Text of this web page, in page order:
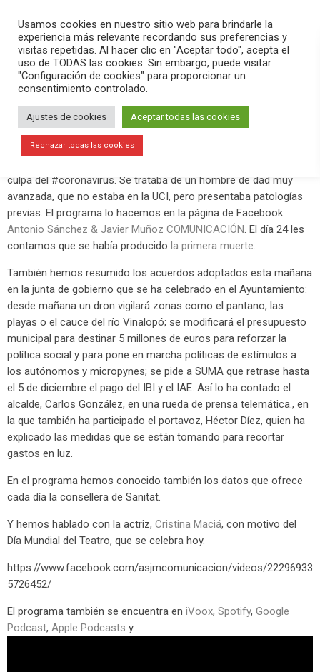
search menu pause PLAY
marzo 27, 2020
Segundo fallecimiento por
coronavirus en Elche
Este viernes 27 de marzo hemos contado en
culpa del #coronavirus. Se trataba de un hombre de dad muy
avanzada, que no estaba en la UCI, pero presentaba patologías
previas. El programa lo hacemos en la página de Facebook
Antonio Sánchez & Javier Muñoz COMUNICACIÓN . El día 24 les
contamos que se había producido la primera muerte
También hemos resumido los acuerdos adoptados esta mañana
en la junta de gobierno que se ha celebrado en el Ayuntamiento:
desde mañana un dron vigilará zonas como el pantano, las
playas o el cauce del río Vinalopó; se modificará el presupuesto
municipal para destinar 5 millones de euros para reforzar la
política social y para pone en marcha políticas de estímulos a
los autónomos y micropynes; se pide a SUMA que retrase hasta
el 5 de diciembre el pago del IBI y el IAE. Así lo ha contado el
alcalde, Carlos González, en una rueda de prensa telemática., en
la que también ha participado el portavoz, Héctor Díez, quien ha
explicado las medidas que se están tomando para recortar
gastos en luz.
En el programa hemos conocido también los datos que ofrece
cada día la consellera de Sanitat.
Y hemos hablado con la actriz, Cristina Maciá, con motivo del
Día Mundial del Teatro, que se celebra hoy.
https://www.facebook.com/asjmcomunicacion/videos/22296933
5726452/
El programa también se encuentra en iVoox, Spotify, Google
Podcast, Apple Podcasts y
Usamos cookies en nuestro sitio web para brindarle la
experiencia más relevante recordando sus preferencias y
visitas repetidas. Al hacer clic en "Aceptar todo", acepta el
uso de TODAS las cookies. Sin embargo, puede visitar
"Configuración de cookies" para proporcionar un
consentimiento controlado.
Ajustes de cookies Aceptar todas las cookies
Rechazar todas las cookies